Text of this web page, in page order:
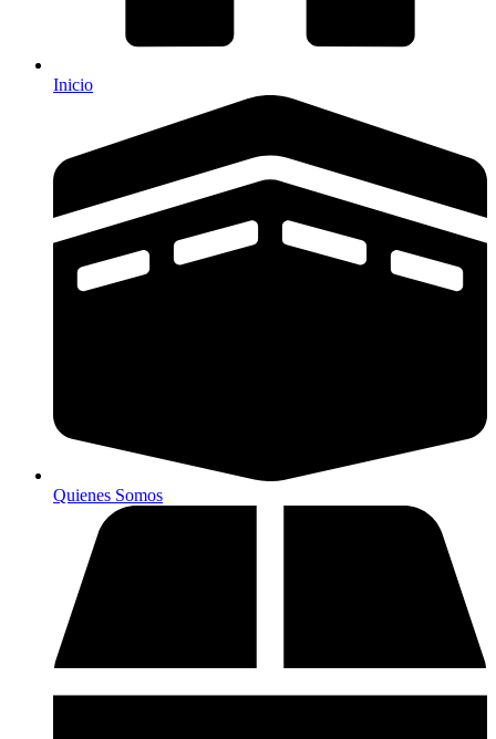
Inicio
Quienes Somos